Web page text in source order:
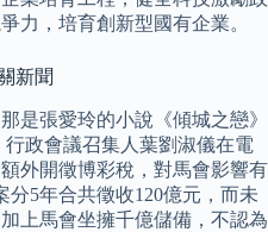
力，培育創新型國有企業。
新聞
是張愛玲的小說《傾城之戀》
政會議召集人葉劉淑儀在電
外開徵博彩稅，對馬會影響有
分5年合共徵收120億元，而未
上馬會坐擁千億儲備，不認為